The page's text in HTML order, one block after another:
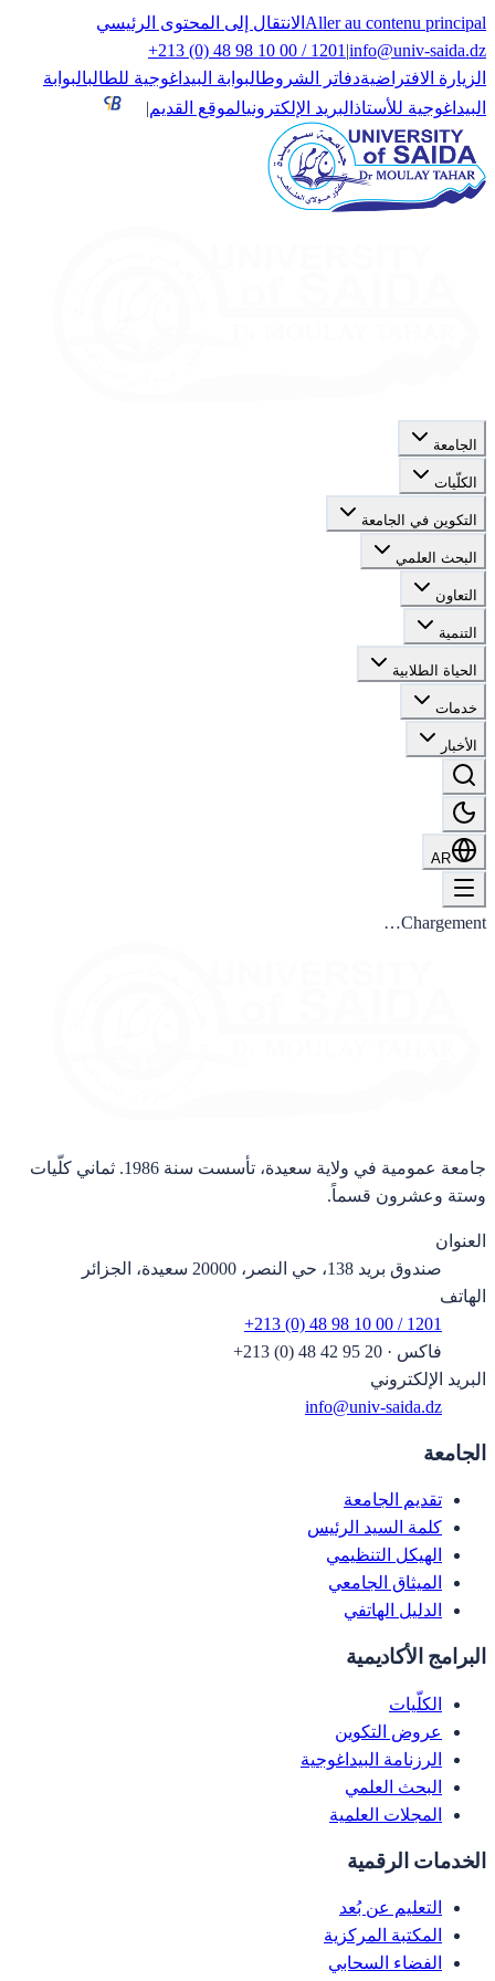
Aller au contenu principal الانتقال إلى المحتوى الرئيسي
info@univ-saida.dz
|
+213 (0) 48 98 10 00 / 1201
الزيارة الافتراضيةدفاتر الشروطالبوابة البيداغوجية للطالبالبوابة
البيداغوجية للأستاذ البريد الإلكترونيالموقع القديم|
الجامعة
الكلّيات
التكوين في الجامعة
البحث العلمي
التعاون
التنمية
الحياة الطلابية
خدمات
الأخبار
AR
Chargement…
جامعة عمومية في ولاية سعيدة، تأسست سنة 1986. ثماني كلّيات
وستة وعشرون قسماً.
العنوان
صندوق بريد 138، حي النصر، 20000 سعيدة، الجزائر
الهاتف
+213 (0) 48 98 10 00 / 1201
فاكس ·
+213 (0) 48 42 95 20
البريد الإلكتروني
info@univ-saida.dz
الجامعة
تقديم الجامعة
كلمة السيد الرئيس
الهيكل التنظيمي
الميثاق الجامعي
الدليل الهاتفي
البرامج الأكاديمية
الكلّيات
عروض التكوين
الرزنامة البيداغوجية
البحث العلمي
المجلات العلمية
الخدمات الرقمية
التعليم عن بُعد
المكتبة المركزية
الفضاء السحابي